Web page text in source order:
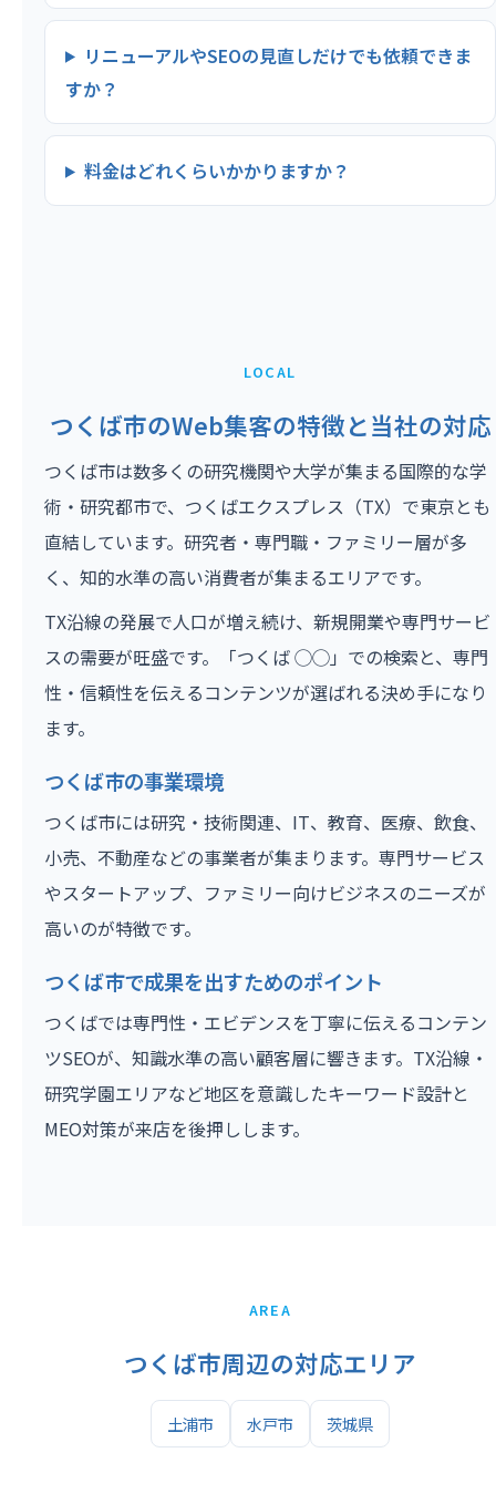
リニューアルやSEOの見直しだけでも依頼できま
すか？
料金はどれくらいかかりますか？
LOCAL
つくば市のWeb集客の特徴と当社の対応
つくば市は数多くの研究機関や大学が集まる国際的な学
術・研究都市で、つくばエクスプレス（TX）で東京とも
直結しています。研究者・専門職・ファミリー層が多
く、知的水準の高い消費者が集まるエリアです。
TX沿線の発展で人口が増え続け、新規開業や専門サービ
スの需要が旺盛です。「つくば ◯◯」での検索と、専門
性・信頼性を伝えるコンテンツが選ばれる決め手になり
ます。
つくば市の事業環境
つくば市には研究・技術関連、IT、教育、医療、飲食、
小売、不動産などの事業者が集まります。専門サービス
やスタートアップ、ファミリー向けビジネスのニーズが
高いのが特徴です。
つくば市で成果を出すためのポイント
つくばでは専門性・エビデンスを丁寧に伝えるコンテン
ツSEOが、知識水準の高い顧客層に響きます。TX沿線・
研究学園エリアなど地区を意識したキーワード設計と
MEO対策が来店を後押しします。
AREA
つくば市周辺の対応エリア
土浦市 水戸市 茨城県